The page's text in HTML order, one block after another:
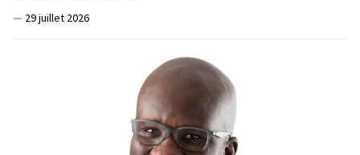
— 29 juillet 2026